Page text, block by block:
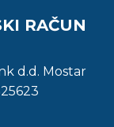
RAČUN
d.d. Mostar